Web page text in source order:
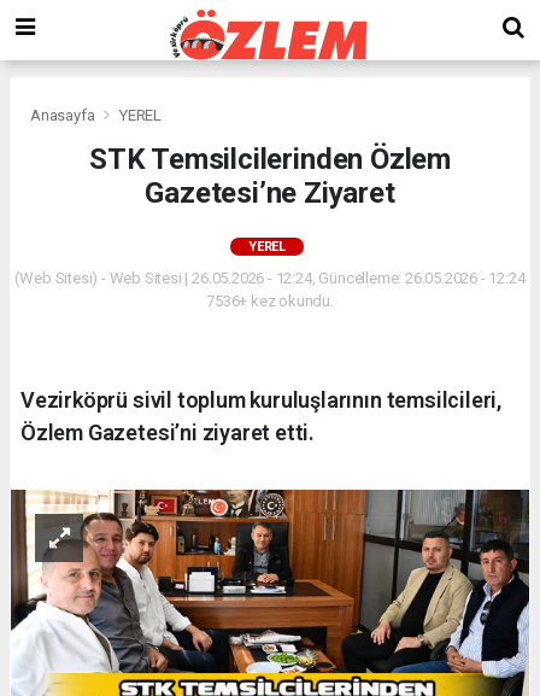
Anasayfa YEREL
STK Temsilcilerinden Özlem
Gazetesi’ne Ziyaret
YEREL
(Web Sitesi) - Web Sitesi | 26.05.2026 - 12:24, Güncelleme: 26.05.2026 - 12:24
7536+ kez okundu.
Vezirköprü sivil toplum kuruluşlarının temsilcileri,
Özlem Gazetesi’ni ziyaret etti.